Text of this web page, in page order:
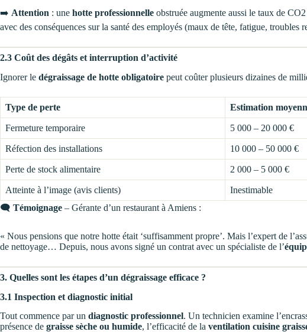
➡️ Attention : une hotte professionnelle obstruée augmente aussi le taux de
avec des conséquences sur la santé des employés (maux de tête, fatigue, troubles
2.3 Coût des dégâts et interruption d’activité
Ignorer le dégraissage de hotte obligatoire peut coûter plusieurs dizaines de
Type de perte Estimation
Fermeture temporaire 5 000 – 20 000 €
Réfection des installations 10 000 – 50 000 €
Perte de stock alimentaire 2 000 – 5 000 €
Atteinte à l’image (avis clients)
Inestimable
🗨️ Témoignage – Gérante d’un restaurant à Amiens :
« Nous pensions que notre hotte était ‘suffisamment propre’. Mais l’expert de
de nettoyage… Depuis, nous avons signé un contrat avec un spécialiste de l’
3. Quelles sont les étapes d’un dégraissage efficace ?
3.1 Inspection et diagnostic initial
Tout commence par un diagnostic professionnel. Un technicien examine
présence de graisse sèche ou humide, l’efficacité de la ventilation cuisine